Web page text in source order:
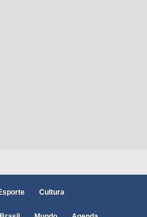
Cultura